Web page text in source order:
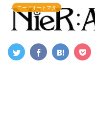
ニーアオートマタ